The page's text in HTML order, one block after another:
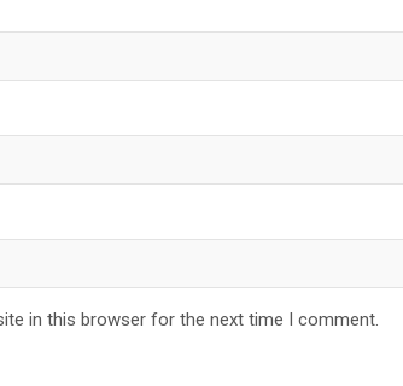
in this browser for the next time I comment.